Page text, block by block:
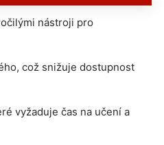
nástroji pro
což snižuje dostupnost
vyžaduje čas na učení a